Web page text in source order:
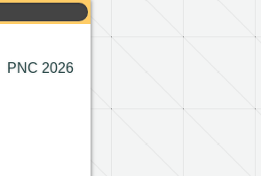
PNC 2026